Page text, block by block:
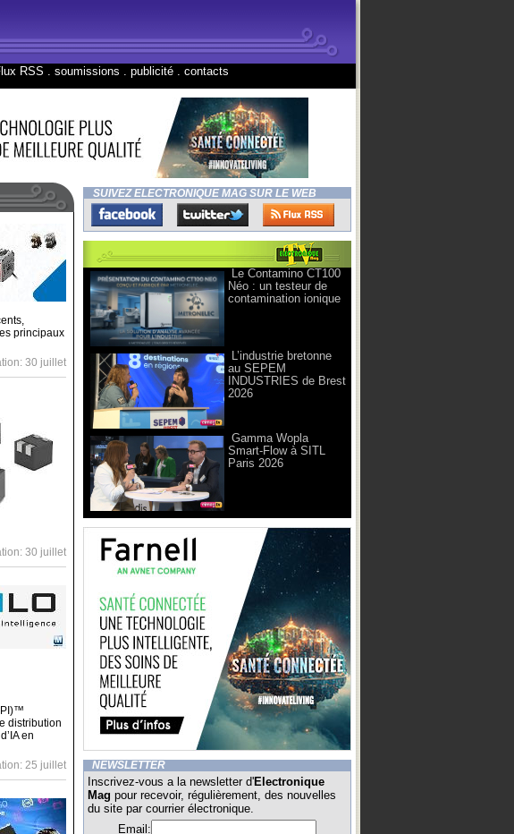
RSS soumissions publicité contacts
principaux
30 juillet
30 juillet
distribution
en
25 juillet
SUIVEZ ELECTRONIQUE MAG SUR LE WEB
Le Contamino CT100
Néo : un testeur de
contamination ionique
L’industrie bretonne
au SEPEM
INDUSTRIES de Brest
2026
Gamma Wopla
Smart-Flow à SITL
Paris 2026
NEWSLETTER
Inscrivez-vous a la newsletter d'Electronique
Mag pour recevoir, régulièrement, des nouvelles
du site par courrier électronique.
Email: